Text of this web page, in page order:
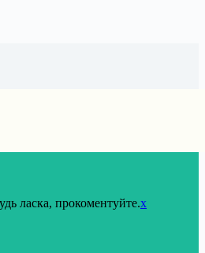
ласка, прокоментуйте.x